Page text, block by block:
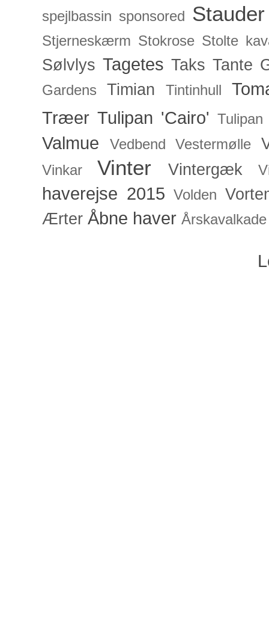
spejlbassin sponsored Stauder
Stjerneskærm Stokrose Stolte
Sølvlys Tagetes Taks Tante
Gardens Timian Tintinhull
Træer Tulipan 'Cairo'
Valmue Vedbend Vestermølle
Vinkar Vinter Vintergæk
haverejse 2015 Volden
Ærter Åbne haver Årskavalkade